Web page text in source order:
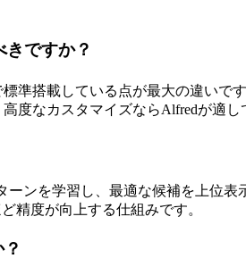
きですか？
搭載している点が最大の違いで
度なカスタマイズならAlfredが適し
ンを学習し、最適な候補を上位
精度が向上する仕組みです。